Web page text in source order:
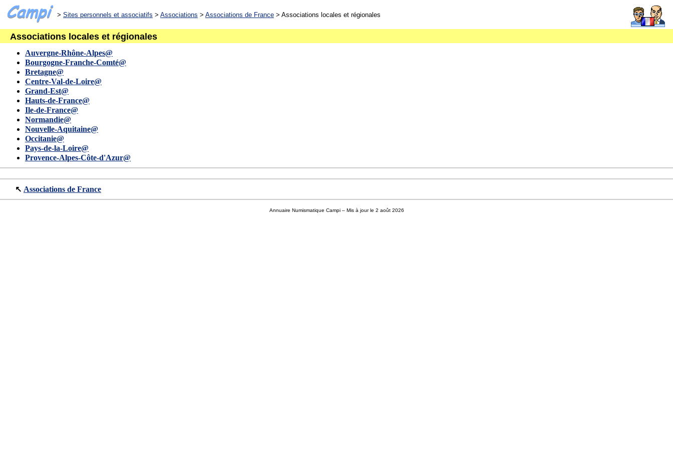
> Sites personnels et associatifs > Associations > Associations de France > Associations locales et régionales
Associations locales et régionales
Auvergne-Rhône-Alpes@
Bourgogne-Franche-Comté@
Bretagne@
Centre-Val-de-Loire@
Grand-Est@
Hauts-de-France@
Ile-de-France@
Normandie@
Nouvelle-Aquitaine@
Occitanie@
Pays-de-la-Loire@
Provence-Alpes-Côte-d'Azur@
↖ Associations de France
Annuaire Numismatique Campi– Mis à jour le 2 août 2026